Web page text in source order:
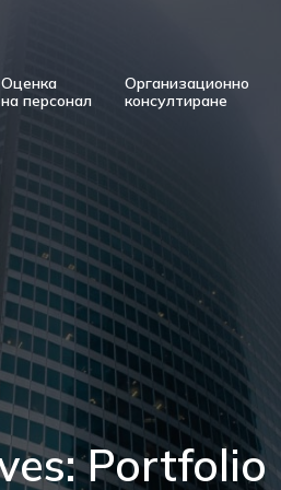
Оценка
на персонал
Организационно
консултиране
Portfolio